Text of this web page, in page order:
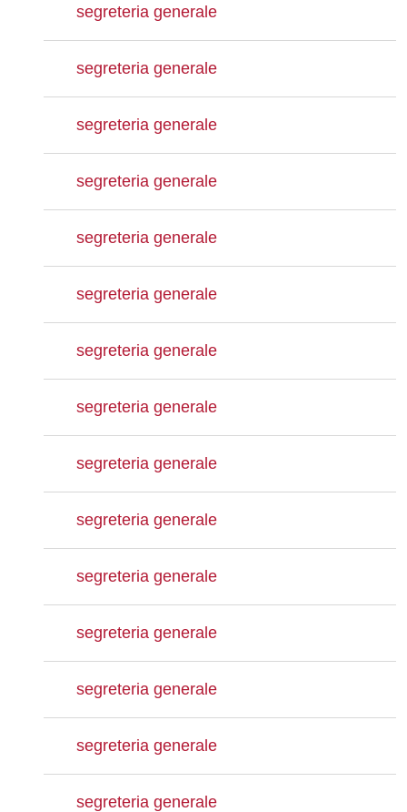
segreteria generale
segreteria generale
segreteria generale
segreteria generale
segreteria generale
segreteria generale
segreteria generale
segreteria generale
segreteria generale
segreteria generale
segreteria generale
segreteria generale
segreteria generale
segreteria generale
segreteria generale